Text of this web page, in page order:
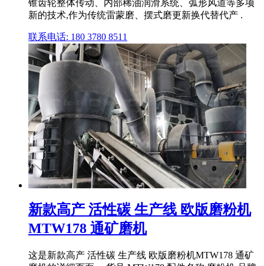
锥齿轮整体传动、内部稀油润滑系统、弧形风道等多项
新的技术,作为传统雷蒙磨、摆式磨更新换代替代产 .
联系电话: 180 3780 8511
新款高产 活性碳 生产线 欧版磨粉机
MTW178 通矿磨机
这是新款高产 活性碳 生产线 欧版磨粉机MTW178 通矿